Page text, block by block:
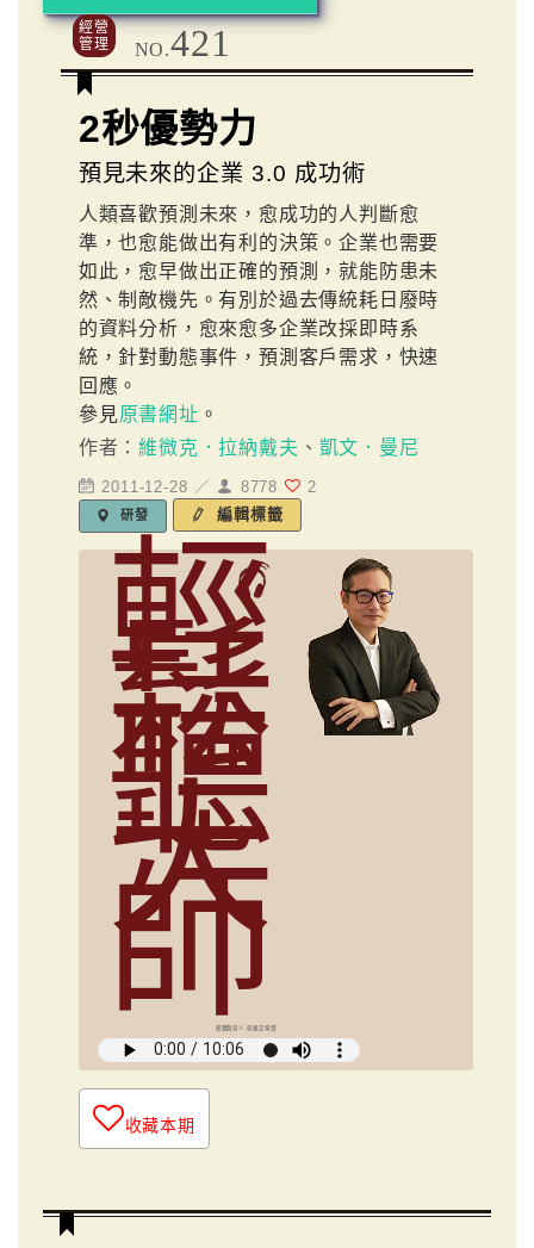
經營
管理
NO.421
2秒優勢力
預見未來的企業 3.0 成功術
人類喜歡預測未來，愈成功的人判斷愈
準，也愈能做出有利的決策。企業也需要
如此，愈早做出正確的預測，就能防患未
然、制敵機先。有別於過去傳統耗日廢時
的資料分析，愈來愈多企業改採即時系
統，針對動態事件，預測客戶需求，快速
回應。
參見原書網址 。
作者：維微克．拉納戴夫 、 凱文．曼尼
2011-12-28 ／ 8778 2
研發 編輯標籤
輕
鬆
聽
大
師
媒體創意人 俞國定導讀
收藏本期